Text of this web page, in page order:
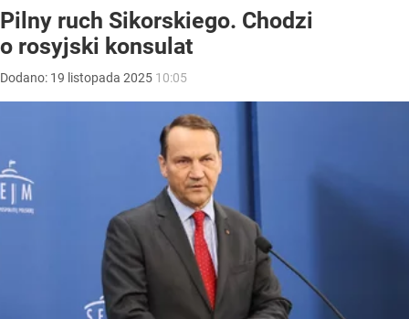
Pilny ruch Sikorskiego. Chodzi
o rosyjski konsulat
Dodano: 19 listopada 2025 10:05